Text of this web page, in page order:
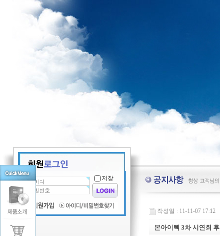
저장
작성일 : 11-11-07 17:12
본아이텍 3차 시연회